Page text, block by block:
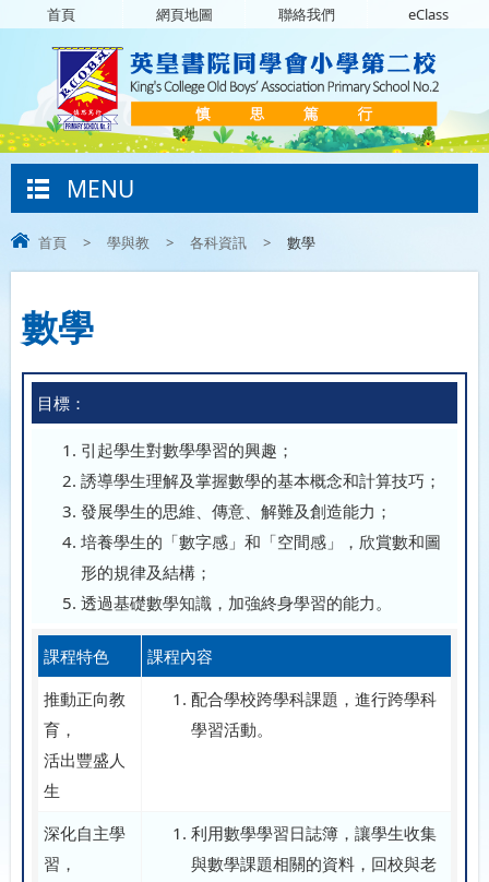
首頁 網頁地圖 聯絡我們 eClass
MENU
首頁 > 學與教 > 各科資訊 > 數學
數學
目標：
引起學生對數學學習的興趣；
誘導學生理解及掌握數學的基本概念和計算技巧；
發展學生的思維、傳意、解難及創造能力；
培養學生的「數字感」和「空間感」，欣賞數和圖
形的規律及結構；
透過基礎數學知識，加強終身學習的能力。
課程特色
課程內容
推動正向教
育，
活出豐盛人
生
配合學校跨學科課題，進行跨學科
學習活動。
深化自主學
習，
利用數學學習日誌簿，讓學生收集
與數學課題相關的資料，回校與老